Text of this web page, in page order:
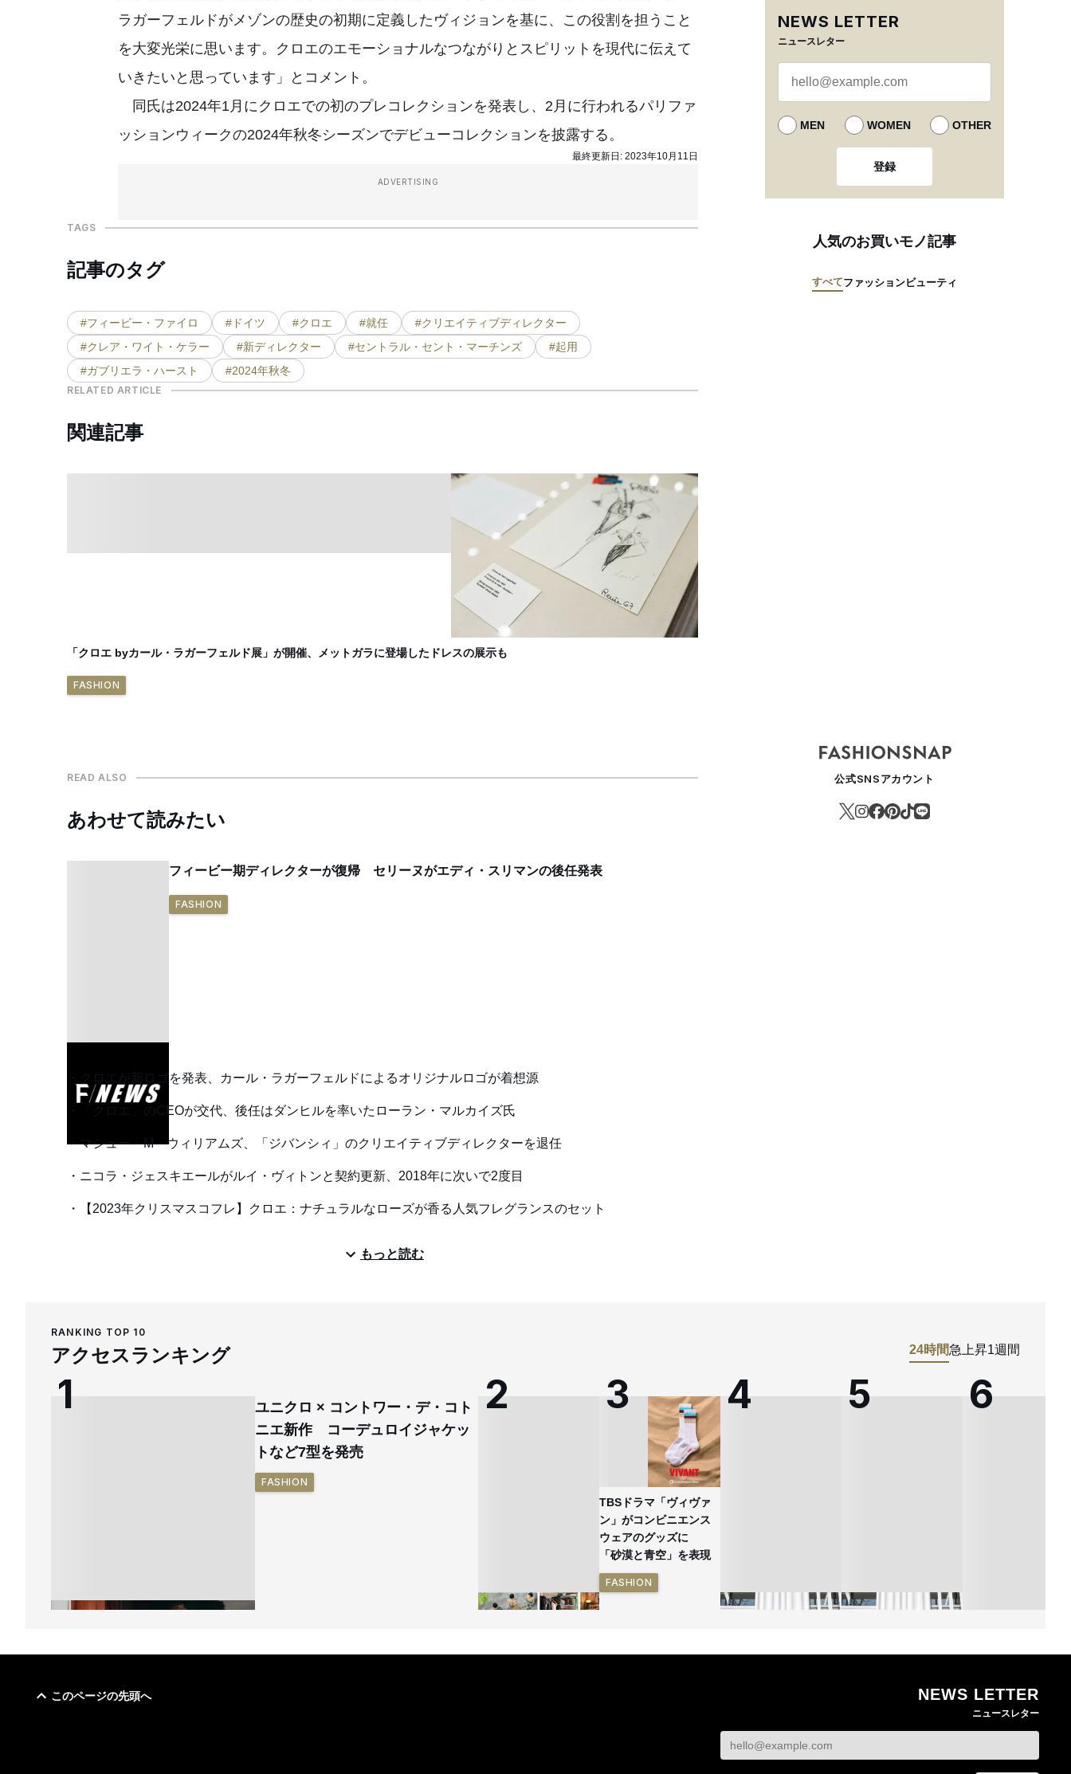
ラガーフェルドがメゾンの歴史の初期に定義したヴィジョンを基に、この役割を担うこと
を大変光栄に思います。クロエのエモーショナルなつながりとスピリットを現代に伝えて
いきたいと思っています」とコメント。
同氏は2024年1月にクロエでの初のプレコレクションを発表し、2月に行われるパリファ
ッションウィークの2024年秋冬シーズンでデビューコレクションを披露する。
最終更新日: 2023年10月11日
ADVERTISING
TAGS
記事のタグ
#フィービー・ファイロ #ドイツ #クロエ #就任
#クリエイティブディレクター
#クレア・ワイト・ケラー
#新ディレクター #セントラル・セント・マーチンズ
#起用
#ガブリエラ・ハースト
#2024年秋冬
RELATED ARTICLE
関連記事
「クロエ byカール・ラガーフェルド展」が開催、メットガラに登場したドレスの展示も
FASHION
READ ALSO
あわせて読みたい
フィービー期ディレクターが復帰 セリーヌがエディ・スリマンの後任発表
FASHION
クロエが新ロゴを発表、カール・ラガーフェルドによるオリジナルロゴが着想源
「クロエ」のCEOが交代、後任はダンヒルを率いたローラン・マルカイズ氏
マシュー・M・ウィリアムズ、「ジバンシィ」のクリエイティブディレクターを退任
ニコラ・ジェスキエールがルイ・ヴィトンと契約更新、2018年に次いで2度目
【2023年クリスマスコフレ】クロエ：ナチュラルなローズが香る人気フレグランスのセット
もっと読む
NEWS LETTER
ニュースレター
MEN WOMEN OTHER
登録
人気のお買いモノ記事
すべてファッションビューティ
公式SNSアカウント
RANKING TOP 10
アクセスランキング 24時間急上昇1週間
ユニクロ × コントワー・デ・コト
ニエ新作 コーデュロイジャケッ
トなど7型を発売
FASHION
TBSドラマ「ヴィヴァ
ン」がコンビニエンス
ウェアのグッズに
「砂漠と青空」を表現
FASHION
HD 被災経緯を書面で
発表
オンワードHDが緊急時
に貴重品の常時携行を
【トップに聞く
オンワードHD保元道
このページの先頭へ NEWS LETTER
ニュースレター